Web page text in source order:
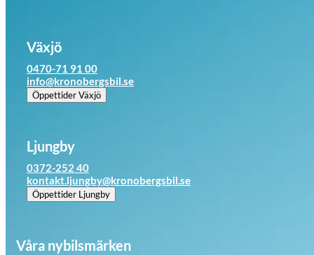
Växjö
0470-71 91 00
info@kronobergsbil.se
ÖppettiderVäxjö
Ljungby
0372-252 40
kontakt.ljungby@kronobergsbil.se
Öppettider Ljungby
Våra nybilsmärken